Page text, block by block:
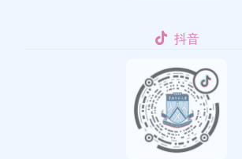
抖音